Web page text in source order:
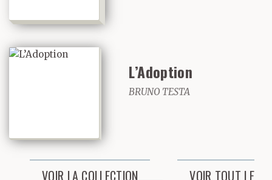
masquant l’extérieur.
Qui ne préservaient que
des secrets dans
aurait pu fourrer le nez
en ouvrant un tiroir.
L’Adoption
BRUNO TESTA
VOIR LA COLLECTION
VOIR TOUT LE